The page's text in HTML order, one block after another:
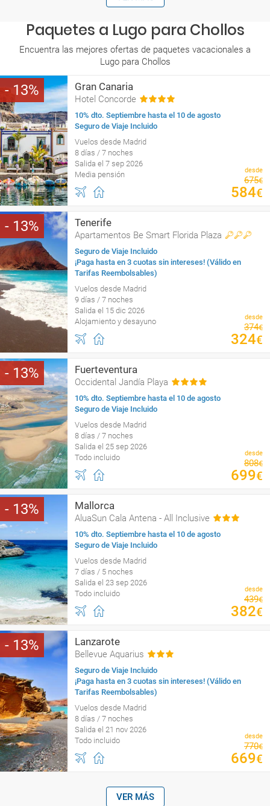
Paquetes a Lugo para Chollos
Encuentra las mejores ofertas de paquetes vacacionales a
Lugo para Chollos
13 Gran Canaria
Hotel Concorde
10% dto. Septiembre hasta el 10 de agosto
Seguro de Viaje Incluido
Vuelos desde Madrid
8 días / 7 noches
Salida el 7 sep 2026
Media pensión
desde
675€
584€
13 Tenerife
Apartamentos Be Smart Florida Plaza
Seguro de Viaje Incluido
¡Paga hasta en 3 cuotas sin intereses! (Válido en
Tarifas Reembolsables)
Vuelos desde Madrid
9 días / 7 noches
Salida el 15 dic 2026
Alojamiento y desayuno
desde
374€
324€
13 Fuerteventura
Occidental Jandía Playa
10% dto. Septiembre hasta el 10 de agosto
Seguro de Viaje Incluido
Vuelos desde Madrid
8 días / 7 noches
Salida el 25 sep 2026
Todo incluido
desde
808€
699€
13 Mallorca
AluaSun Cala Antena - All Inclusive
10% dto. Septiembre hasta el 10 de agosto
Seguro de Viaje Incluido
Vuelos desde Madrid
7 días / 5 noches
Salida el 23 sep 2026
Todo incluido
desde
439€
382€
13 Lanzarote
Bellevue Aquarius
Seguro de Viaje Incluido
¡Paga hasta en 3 cuotas sin intereses! (Válido en
Tarifas Reembolsables)
Vuelos desde Madrid
8 días / 7 noches
Salida el 21 nov 2026
Todo incluido
desde
770€
669€
VER MÁS